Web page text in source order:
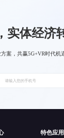
实体经济
案，共赢5G+VR时代机
特色应用